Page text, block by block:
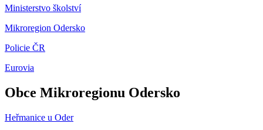
Ministerstvo školství
Mikroregion Odersko
Policie ČR
Eurovia
Obce Mikroregionu Odersko
Heřmanice u Oder